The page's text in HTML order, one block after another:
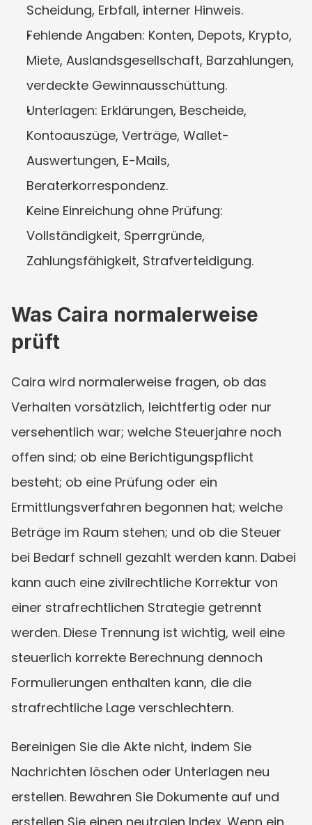
Scheidung, Erbfall, interner Hinweis.
Fehlende Angaben: Konten, Depots, Krypto,
Miete, Auslandsgesellschaft, Barzahlungen,
verdeckte Gewinnausschüttung.
Unterlagen: Erklärungen, Bescheide,
Kontoauszüge, Verträge, Wallet-
Auswertungen, E-Mails,
Beraterkorrespondenz.
Keine Einreichung ohne Prüfung:
Vollständigkeit, Sperrgründe,
Zahlungsfähigkeit, Strafverteidigung.
Was Caira normalerweise
prüft
Caira wird normalerweise fragen, ob das
Verhalten vorsätzlich, leichtfertig oder nur
versehentlich war; welche Steuerjahre noch
offen sind; ob eine Berichtigungspflicht
besteht; ob eine Prüfung oder ein
Ermittlungsverfahren begonnen hat; welche
Beträge im Raum stehen; und ob die Steuer
bei Bedarf schnell gezahlt werden kann. Dabei
kann auch eine zivilrechtliche Korrektur von
einer strafrechtlichen Strategie getrennt
werden. Diese Trennung ist wichtig, weil eine
steuerlich korrekte Berechnung dennoch
Formulierungen enthalten kann, die die
strafrechtliche Lage verschlechtern.
Bereinigen Sie die Akte nicht, indem Sie
Nachrichten löschen oder Unterlagen neu
erstellen. Bewahren Sie Dokumente auf und